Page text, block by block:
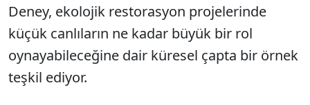
Deney, ekolojik restorasyon projelerinde
küçük canlıların ne kadar büyük bir rol
oynayabileceğine dair küresel çapta bir örnek
teşkil ediyor.